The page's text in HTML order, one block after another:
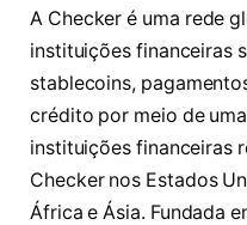
A Checker é uma rede
instituições financeiras
stablecoins,
crédito por meio de
instituições financeiras
Checker nos Estados
África e Ásia. Fundada